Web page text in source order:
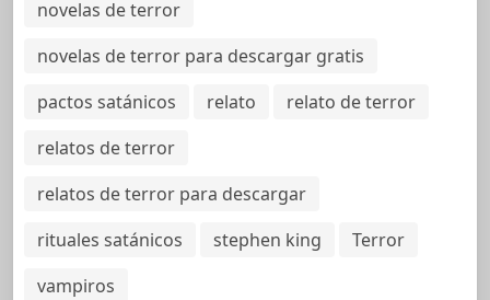
novelas de terror
novelas de terror para descargar gratis
pactos satánicos
relato
relato de terror
relatos de terror
relatos de terror para descargar
rituales satánicos
stephen king
Terror
vampiros